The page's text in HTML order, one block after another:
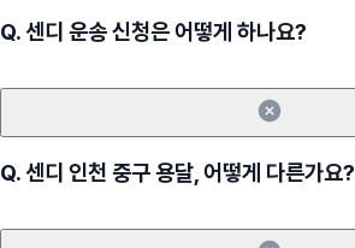
Q.센디 운송 신청은 어떻게 하나요?
Q.센디 인천 중구 용달, 어떻게 다른가요?